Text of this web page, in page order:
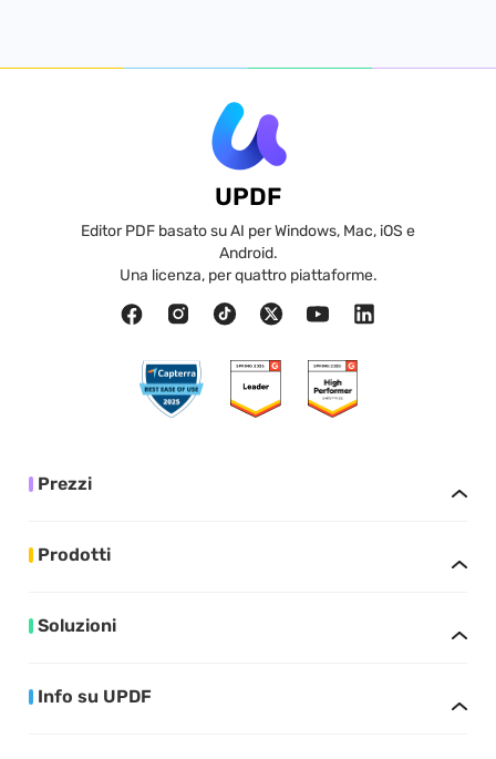
UPDF
Editor PDF basato su AI per Windows, Mac, iOS e
Android.
Una licenza, per quattro piattaforme.
Prezzi
Prodotti
Soluzioni
Info su UPDF